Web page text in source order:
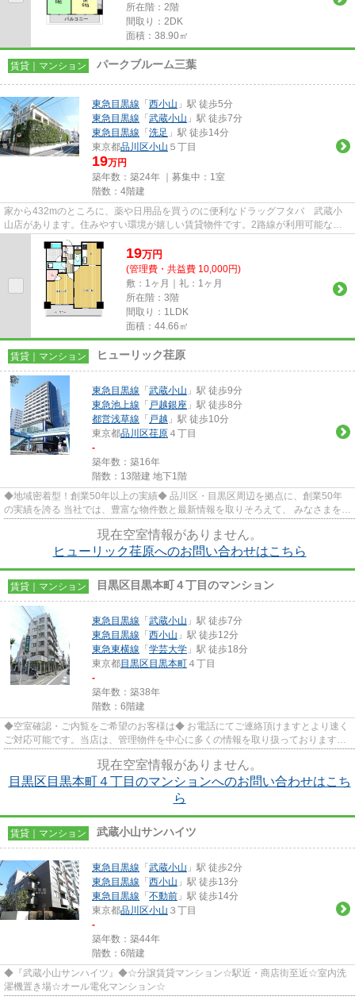
所在階：2階
間取り：2DK
面積：38.90㎡
賃貸｜マンション パークブルーム三葉
東急目黒線 「 西小山 」駅 徒歩5分
東急目黒線 「 武蔵小山 」駅 徒歩7分
東急目黒線 「 洗足 」駅 徒歩14分
東京都品川区小山 ５丁目
19万円
築年数：築24年 ｜募集中： 1室
階数：4階建
家から432mのところに、薬や日用品を買うのに便利なドラッグフタバ 武蔵小
山店があります。住みやすい環境が嬉しい賃貸物件です。2路線が利用可能なた
め、利便性の高い物件です。三友...
19万円
(管理費・共益費 10,000円)
敷：1ヶ月｜礼：1ヶ月
所在階：3階
間取り：1LDK
面積：44.66㎡
賃貸｜マンション ヒューリック荏原
東急目黒線 「 武蔵小山 」駅 徒歩9分
東急池上線 「 戸越銀座 」駅 徒歩8分
都営浅草線 「 戸越 」駅 徒歩10分
東京都品川区荏原 ４丁目
-
築年数：築16年
階数：13階建 地下1階
◆地域密着型！創業50年以上の実績◆ 品川区・目黒区周辺を拠点に、創業50年
の実績を誇る 当社では、豊富な物件数と最新情報を取りそろえて、 みなさまをお
現在空室情報がありません。
ヒューリック荏原へのお問い合わせはこちら
賃貸｜マンション 目黒区目黒本町４丁目のマンション
東急目黒線 「 武蔵小山 」駅 徒歩7分
東急目黒線 「 西小山 」駅 徒歩12分
東急東横線 「 学芸大学 」駅 徒歩18分
東京都目黒区 目黒本町 ４丁目
-
築年数：築38年
階数：6階建
◆空室確認・ご内覧をご希望のお客様は◆ お電話にてご連絡頂けますとより速く
ご対応可能です。当店は、管理物件を中心に多くの情報を取り扱っております。
現在空室情報がありません。
目黒区目黒本町４丁目のマンションへのお問い合わせはこち
ら
賃貸｜マンション 武蔵小山サンハイツ
東急目黒線 「 武蔵小山 」駅 徒歩2分
東急目黒線 「 西小山 」駅 徒歩13分
東急目黒線 「 不動前 」駅 徒歩14分
東京都品川区小山 ３丁目
-
築年数：築44年
階数：6階建
◆『武蔵小山サンハイツ』◆☆分譲賃貸マンション☆駅近・商店街至近☆室内洗
濯機置き場☆オール電化マンション☆